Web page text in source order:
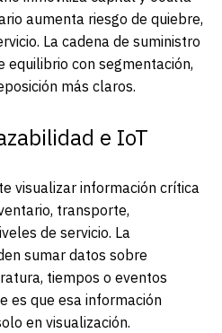
aumenta riesgo de quiebre,
La cadena de suministro
equilibrio con segmentación,
más claros.
e IoT
visualizar información crítica
transporte,
de servicio. La
sumar datos sobre
tiempos o eventos
es que esa información
en visualización.